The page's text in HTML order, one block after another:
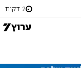
2 דקות